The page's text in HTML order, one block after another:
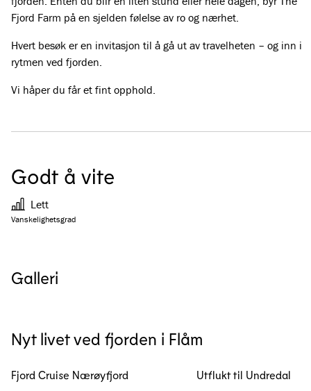
Fjord Farm på en sjelden følelse av ro og nærhet.
Hvert besøk er en invitasjon til å gå ut av travelheten – og inn i
rytmen ved fjorden.
Vi håper du får et fint opphold.
Godt å vite
Vanskelighetsgrad
Lett
Galleri
Nyt livet ved fjorden i Flåm
Fjord Cruise Nærøyfjord Utflukt til Undredal